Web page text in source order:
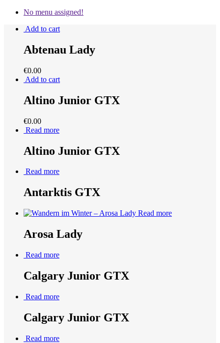
No menu assigned!
Add to cart
Abtenau Lady
€0.00
Add to cart
Altino Junior GTX
€0.00
Read more
Altino Junior GTX
Read more
Antarktis GTX
Read more
Arosa Lady
Read more
Calgary Junior GTX
Read more
Calgary Junior GTX
Read more